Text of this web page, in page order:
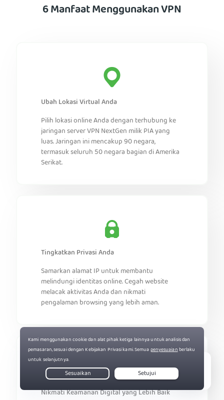
6 Manfaat Menggunakan VPN
Ubah Lokasi Virtual Anda
Pilih lokasi online Anda dengan terhubung ke
jaringan server VPN NextGen milik PIA yang
luas. Jaringan ini mencakup 90 negara,
termasuk seluruh 50 negara bagian di Amerika
Serikat.
Tingkatkan Privasi Anda
Samarkan alamat IP untuk membantu
melindungi identitas online. Cegah website
melacak aktivitas Anda dan nikmati
pengalaman browsing yang lebih aman.
Nikmati Keamanan Digital yang Lebih Baik